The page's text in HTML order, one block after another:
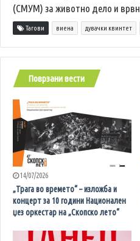
(СМУМ) за животно дело и
Тагови виена дувачки квинтет
Поврзани вести
14/07/2026
„Трага во времето“ – изложба и
концерт за 10 години Национален
џез оркестар на „Скопско лето“